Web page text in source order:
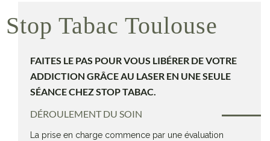
Stop Tabac Toulouse
FAITES LE PAS POUR VOUS LIBÉRER DE VOTRE
ADDICTION GRÂCE AU LASER EN UNE SEULE
SÉANCE CHEZ STOP TABAC.
DÉROULEMENT DU SOIN
La prise en charge commence par une évaluation